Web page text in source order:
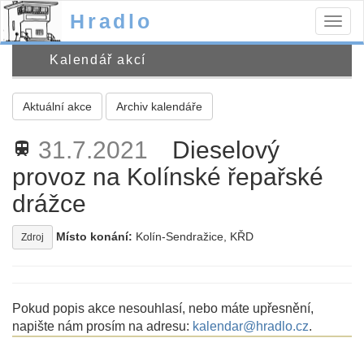
Hradlo
Kalendář akcí
Aktuální akce Archiv kalendáře
train 31.7.2021
Dieselový
provoz na Kolínské řepařské
drážce
Zdroj Místo konání: Kolín-Sendražice, KŘD
Pokud popis akce nesouhlasí, nebo máte upřesnění,
napište nám prosím na adresu: kalendar@hradlo.cz.